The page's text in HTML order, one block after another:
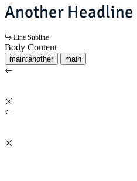
Another Headline
Eine Subline
Body Content
main:another main